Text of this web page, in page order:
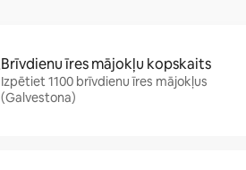
Brīvdienu īres mājokļu kopskaits
Izpētiet 1100 brīvdienu īres mājokļus
(Galvestona)